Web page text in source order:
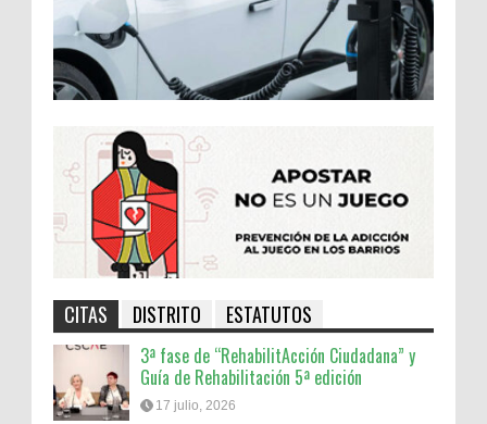
CITAS DISTRITO ESTATUTOS
3ª fase de “RehabilitAcción Ciudadana” y
Guía de Rehabilitación 5ª edición
17 julio, 2026